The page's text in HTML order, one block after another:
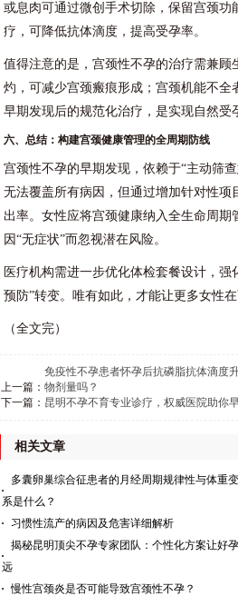
或息肉可通过微创手术切除，保留宫颈
疗，可降低抗体滴度，提高受孕率。
值得注意的是，宫颈性不孕的治疗需兼
灼，可减少宫颈瘢痕形成；宫颈机能不全
早期发现后的规范化治疗，是实现自然受
六、总结：构建宫颈健康管理的全周期防线
宫颈性不孕的早期发现，依赖于“主动筛
无法覆盖所有病因，但通过增加针对性项
出率。女性应将宫颈健康纳入全生命周
因“无症状”而忽视潜在风险。
医疗机构需进一步优化体检套餐设计，
预防”转变。唯有如此，才能让更多女性
（全文完）
上一篇：
免疫性不孕患者怀孕后抗磷脂抗体滴度
物剂量吗？
下一篇： 昆明不孕不育专业诊疗，权威医院助你
相关文章
多囊卵巢综合征患者的月经周期规律性与体重
系是什么？
习惯性流产的病因及危害详细解析
揭秘昆明顶尖不孕专家团队：个性化方案让好
远
慢性宫颈炎是否可能导致宫颈性不孕？